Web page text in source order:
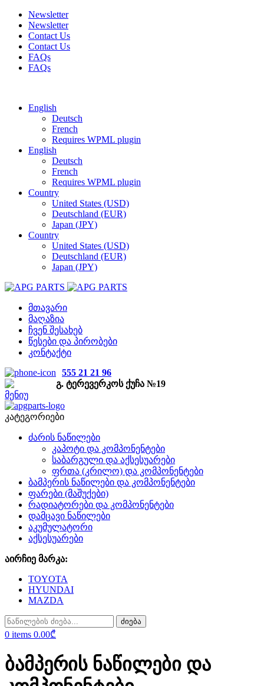
Newsletter
Newsletter
Contact Us
Contact Us
FAQs
FAQs
English
Deutsch
French
Requires WPML plugin
English
Deutsch
French
Requires WPML plugin
Country
United States (USD)
Deutschland (EUR)
Japan (JPY)
Country
United States (USD)
Deutschland (EUR)
Japan (JPY)
მთავარი
მაღაზია
ჩვენ შესახებ
წესები და პირობები
კონტაქტი
555 21 21 96
გ. ტერევერკოს ქუჩა №19
მენიუ
კატეგორიები
ძარის ნაწილები
კაპოტი და კომპონენტები
საბარგული და აქსესუარები
ფრთა (კრილო) და კომპონენტები
ბამპერის ნაწილები და კომპონენტები
ფარები (მაშუქები)
რადიატორები და კომპონენტები
დამცავი ნაწილები
აკუმულატორი
აქსესუარები
აირჩიე მარკა:
TOYOTA
HYUNDAI
MAZDA
ძიება
0 items 0.00₾
ბამპერის ნაწილები და